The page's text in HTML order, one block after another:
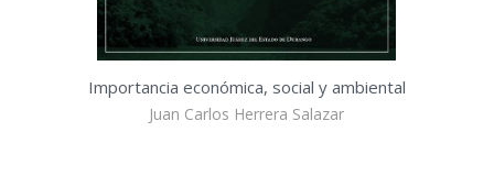
Importancia económica, social y ambiental
Juan Carlos Herrera Salazar